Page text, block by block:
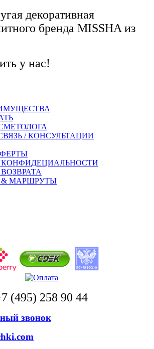
декоративная
бренда MISSHA из
у нас!
/ КОНСУЛЬТАЦИИ
МАРШРУТЫ
(495) 258 90 44
звонок